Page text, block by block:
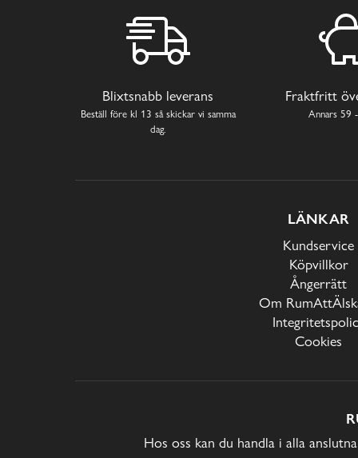
Blixtsnabb leverans
Beställ före kl 13 så skickar vi samma
dag.
Fraktfritt
Annars 59
LÄNKAR
Kundservice
Köpvillkor
Ångerrätt
Om
Cookies
Hos oss kan du handla i alla